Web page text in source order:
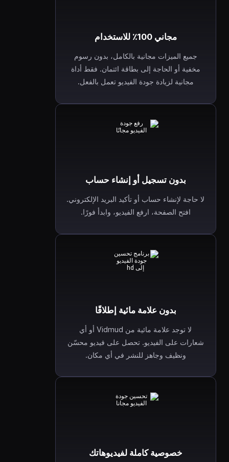
مجاني 100٪ للاستخدام
جميع الميزات مجانية بالكامل، بدون رسوم
مخفية أو الحاجة إلى بطاقة ائتمان. فقط أداة
مجانية لزيادة جودة الفيديو تعمل بالفعل.
بدون تسجيل أو إنشاء حساب
لا حاجة لإنشاء حساب أو تأكيد البريد الإلكتروني.
افتح الصفحة، ارفع الفيديو، وابدأ فورًا.
بدون علامة مائية إطلاقًا
لا توجد علامة مائية من Vidmud أو أي
شعارات على الفيديو. تحصل على فيديو محسّن
ونظيف وجاهز للنشر في أي مكان.
خصوصية كاملة لفيديوهاتك